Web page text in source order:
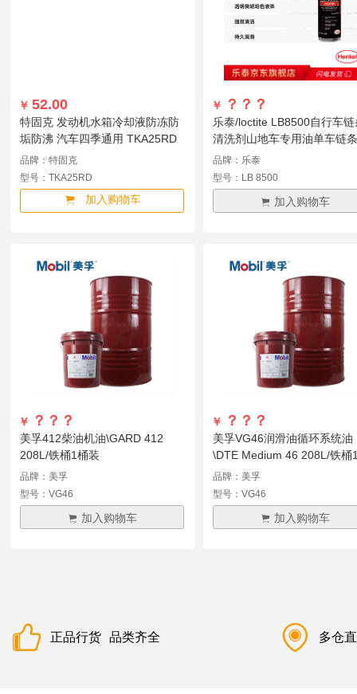
￥ 52.00
特固克 发动机水箱冷却液防冻防
垢防沸 汽车四季通用 TKA25RD
品牌：特固克
型号：TKA25RD
加入购物车
￥ ？？？
乐泰/loctite LB8500自行车链
清洗剂山地车专用油单车链
滑油胶粘剂 360ml
品牌：乐泰
型号：LB 8500
加入购物车
￥ ？？？
美孚412柴油机油\GARD 412
208L/铁桶1桶装
品牌：美孚
型号：VG46
加入购物车
￥ ？？？
美孚VG46润滑油循环系统油
\DTE Medium 46 208L/铁桶
装
品牌：美孚
型号：VG46
加入购物车
正品行货 品类齐全 多仓